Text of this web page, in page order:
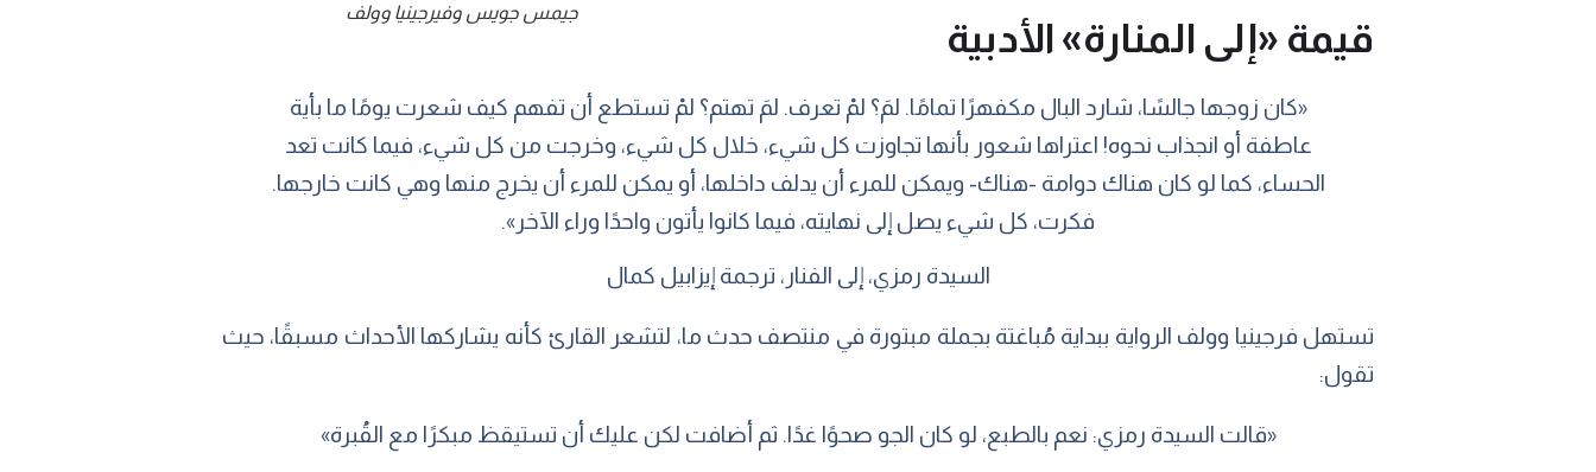
جيمس جويس وفيرجينيا وولف
قيمة «إلى المنارة» الأدبية
«كان زوجها جالسًا، شارد البال مكفهرًا تمامًا. لمَ؟ لمْ تعرف. لمَ تهتم؟ لمْ تستطع أن تفهم كيف شعرت يومًا ما بأية
عاطفة أو انجذاب نحوه! اعتراها شعور بأنها تجاوزت كل شيء، خلال كل شيء، وخرجت من كل شيء، فيما كانت تعد
الحساء، كما لو كان هناك دوامة -هناك- ويمكن للمرء أن يدلف داخلها، أو يمكن للمرء أن يخرج منها وهي كانت خارجها.
فكرت، كل شيء يصل إلى نهايته، فيما كانوا يأتون واحدًا وراء الآخر».
السيدة رمزي، إلى الفنار، ترجمة إيزابيل كمال
تستهل فرجينيا وولف الرواية ببداية مُباغتة بجملة مبتورة في منتصف حدث ما، لتشعر القارئ كأنه يشاركها الأحداث مسبقًا، حيث
تقول:
«قالت السيدة رمزي: نعم بالطبع، لو كان الجو صحوًا غدًا. ثم أضافت لكن عليك أن تستيقظ مبكرًا مع القُبرة»